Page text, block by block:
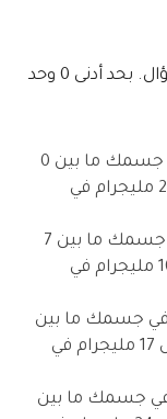
أضف الآن عدد النقاط التي سجلتها لكل سؤال. بحد أدنى 0 وحد
بين 0 و 4 نقاط: يعني أن الامتصاص في جسمك ما بين 0
و 7 مليجرام من النيكوتين يوميًا (بمعدل 2.4 مليجرام في
بين 5 و 9 نقاط: يعني أن الامتصاص في جسمك ما بين 7
و 14 مليجرام من النيكوتين يوميًا (بمعدل 10 مليجرام في
في جسمك ما بين
14 و 21 مليجرام من النيكوتين يوميًا (بمعدل 17 مليجرام في
في جسمك ما بين